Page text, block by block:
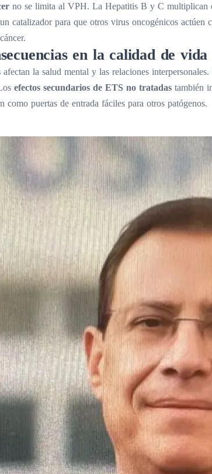
no se limita al VPH. La Hepatitis B y C multiplican
catalizador para que otros virus oncogénicos
en la calidad de vida
afectan la salud mental y las relaciones
efectos secundarios de ETS no tratadas también
puertas de entrada fáciles para otros patógenos.